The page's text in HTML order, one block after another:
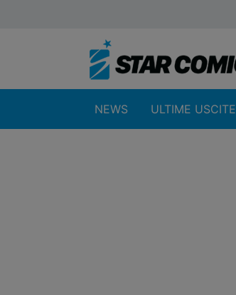
NEWS ULTIME USCITE